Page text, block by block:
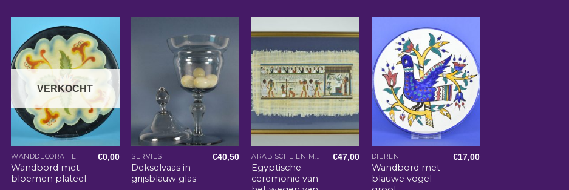
VERKOCHT
WANDDECORATIE
Wandbord met
bloemen plateel
€0,00 SERVIES
Dekselvaas in
grijsblauw glas
€40,50 ARABISCHE EN MAROKKAANSE WOONACCESSOIRES
Egyptische
ceremonie van
€47,00 DIEREN
Wandbord met
blauwe vogel –
€17,00